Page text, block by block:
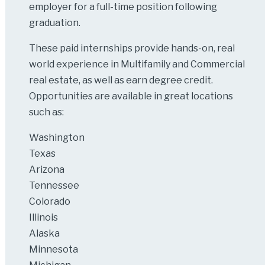
employer for a full-time position following
graduation.
These paid internships provide hands-on, real
world experience in Multifamily and Commercial
real estate, as well as earn degree credit.
Opportunities are available in great locations
such as:
Washington
Texas
Arizona
Tennessee
Colorado
Illinois
Alaska
Minnesota